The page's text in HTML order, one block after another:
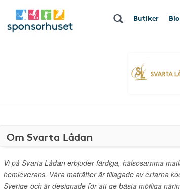
Butiker
Om Svarta Lådan
Vi på Svarta Lådan erbjuder färdiga, hälsosamma
hemleverans. Våra maträtter är tillagade av erfarna
Sverige och är designade för att ge bästa möjliga